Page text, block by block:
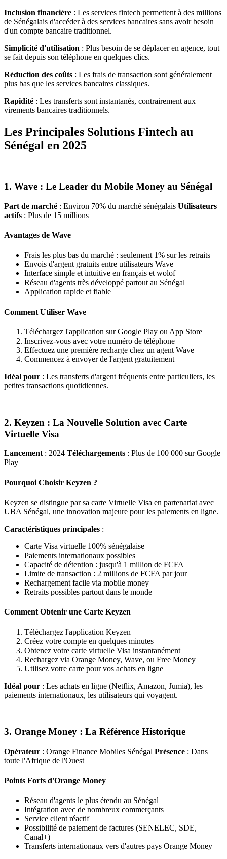
Inclusion financière : Les services fintech permettent à des millions
de Sénégalais d'accéder à des services bancaires sans avoir besoin
d'un compte bancaire traditionnel.
Simplicité d'utilisation : Plus besoin de se déplacer en agence, tout
se fait depuis son téléphone en quelques clics.
Réduction des coûts : Les frais de transaction sont généralement
plus bas que les services bancaires classiques.
Rapidité : Les transferts sont instantanés, contrairement aux
virements bancaires traditionnels.
Les Principales Solutions Fintech au
Sénégal en 2025
1. Wave : Le Leader du Mobile Money au Sénégal
Part de marché : Environ 70% du marché sénégalais Utilisateurs
actifs : Plus de 15 millions
Avantages de Wave
Frais les plus bas du marché : seulement 1% sur les retraits
Envois d'argent gratuits entre utilisateurs Wave
Interface simple et intuitive en français et wolof
Réseau d'agents très développé partout au Sénégal
Application rapide et fiable
Comment Utiliser Wave
Téléchargez l'application sur Google Play ou App Store
Inscrivez-vous avec votre numéro de téléphone
Effectuez une première recharge chez un agent Wave
Commencez à envoyer de l'argent gratuitement
Idéal pour : Les transferts d'argent fréquents entre particuliers, les
petites transactions quotidiennes.
2. Keyzen : La Nouvelle Solution avec Carte
Virtuelle Visa
Lancement: 2024 Téléchargements : Plus de 100 000 sur Google
Play
Pourquoi Choisir Keyzen ?
Keyzen se distingue par sa carte Virtuelle Visa en partenariat avec
UBA Sénégal, une innovation majeure pour les paiements en ligne.
Caractéristiques principales :
Carte Visa virtuelle 100% sénégalaise
Paiements internationaux possibles
Capacité de détention : jusqu'à 1 million de FCFA
Limite de transaction : 2 millions de FCFA par jour
Rechargement facile via mobile money
Retraits possibles partout dans le monde
Comment Obtenir une Carte Keyzen
Téléchargez l'application Keyzen
Créez votre compte en quelques minutes
Obtenez votre carte virtuelle Visa instantanément
Rechargez via Orange Money, Wave, ou Free Money
Utilisez votre carte pour vos achats en ligne
Idéal pour : Les achats en ligne (Netflix, Amazon, Jumia), les
paiements internationaux, les utilisateurs qui voyagent.
3. Orange Money : La Référence Historique
Opérateur : Orange Finance Mobiles Sénégal Présence : Dans
toute l'Afrique de l'Ouest
Points Forts d'Orange Money
Réseau d'agents le plus étendu au Sénégal
Intégration avec de nombreux commerçants
Service client réactif
Possibilité de paiement de factures (SENELEC, SDE,
Canal+)
Transferts internationaux vers d'autres pays Orange Money